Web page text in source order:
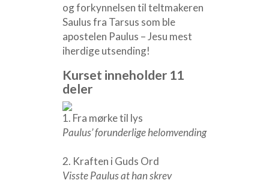
og forkynnelsen til teltmakeren
Saulus fra Tarsus som ble
apostelen Paulus – Jesu mest
iherdige utsending!
Kurset inneholder 11
deler
1. Fra mørke til lys
Paulus’ forunderlige helomvending
2. Kraften i Guds Ord
Visste Paulus at han skrev